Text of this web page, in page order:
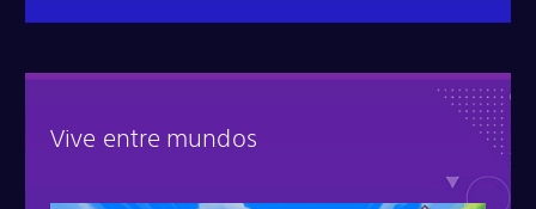
Vive entre mundos